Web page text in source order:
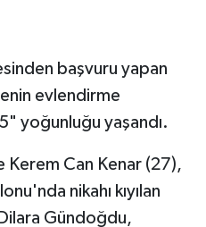
başvuru yapan
evlendirme
yoğunluğu yaşandı.
Kerem Can Kenar (27),
nikahı kıyılan
Gündoğdu,